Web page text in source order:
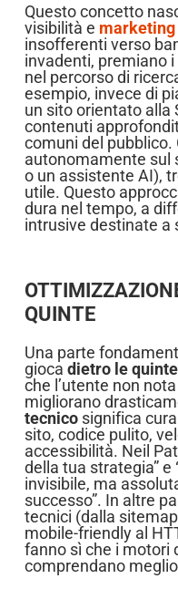
Questo concetto
visibilità e
insofferenti verso
invadenti, premiano i
nel percorso di
esempio, invece di
un sito orientato alla
contenuti
comuni del pubblico.
autonomamente sul
o un assistente AI),
utile. Questo
dura nel tempo, a
intrusive destinate a
QUINTE
Una parte
gioca dietro le quinte
che l’utente non
migliorano
tecnicosignifica
sito, codice pulito,
accessibilità. Neil
della tua strategia” e
invisibile, ma
successo”. In altre
tecnici (dalla
mobile-friendly al
fanno sì che i motori
comprendano